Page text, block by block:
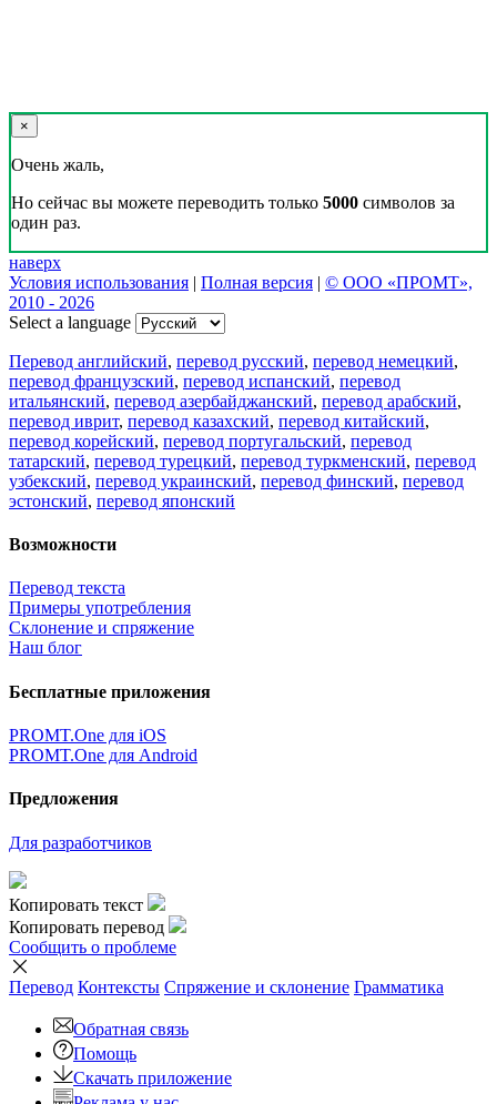
×
Очень жаль,
Но сейчас вы можете переводить только 5000 символов за
один раз.
наверх
Условия использования | Полная версия | © ООО «ПРОМТ»,
2010 - 2026
Select a language
Перевод английский, перевод русский, перевод немецкий,
перевод французский, перевод испанский, перевод
итальянский, перевод азербайджанский, перевод арабский,
перевод иврит, перевод казахский, перевод китайский,
перевод корейский, перевод португальский, перевод
татарский, перевод турецкий, перевод туркменский, перевод
узбекский, перевод украинский, перевод финский, перевод
эстонский, перевод японский
Возможности
Перевод текста
Примеры употребления
Склонение и спряжение
Наш блог
Бесплатные приложения
PROMT.One для iOS
PROMT.One для Android
Предложения
Для разработчиков
Копировать текст
Копировать перевод
Сообщить о проблеме
Перевод Контексты Спряжение и склонение Грамматика
Обратная связь
Помощь
Скачать приложение